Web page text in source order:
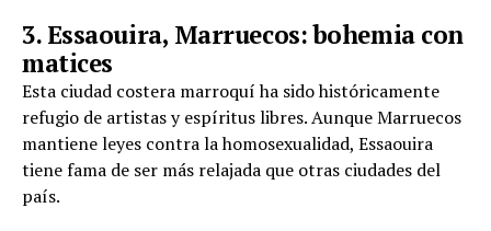
3. Essaouira, Marruecos: bohemia con
matices
Esta ciudad costera marroquí ha sido históricamente
refugio de artistas y espíritus libres. Aunque Marruecos
mantiene leyes contra la homosexualidad, Essaouira
tiene fama de ser más relajada que otras ciudades del
país.